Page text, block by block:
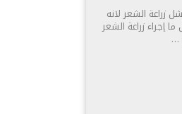
زراعة الشعر لانه
إجراء زراعة الشعر
…